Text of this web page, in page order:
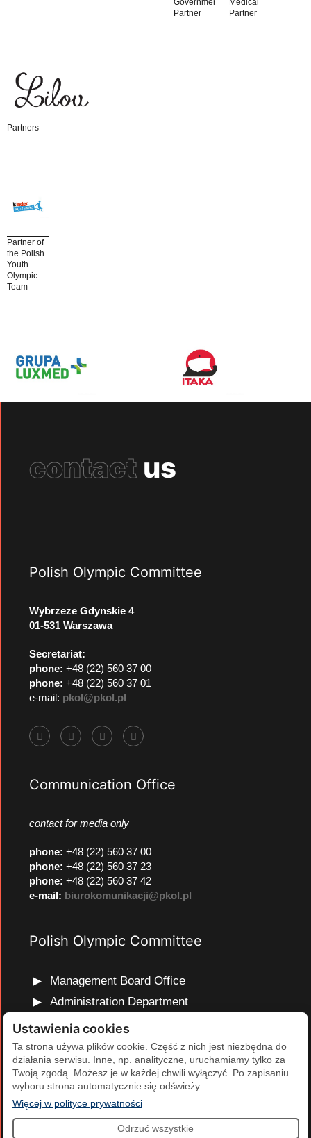
Partner
Partner
Partners
Partner of
the Polish
Youth
Olympic
Team
contact us
Polish Olympic Committee
Wybrzeze Gdynskie 4
01-531 Warszawa
Secretariat:
phone: +48 (22) 560 37 00
phone: +48 (22) 560 37 01
e-mail: pkol@pkol.pl
Communication Office
contact for media only
phone: +48 (22) 560 37 00
phone: +48 (22) 560 37 23
phone: +48 (22) 560 37 42
e-mail: biurokomunikacji@pkol.pl
Polish Olympic Committee
Management Board Office
Administration Department
Marketing and Communications Department
Olympic Education Department
Finance and Human Resources Department
Development Projects Department
Ustawienia cookies
Ta strona używa plików cookie. Część z nich jest niezbędna do
działania serwisu. Inne, np. analityczne, uruchamiamy tylko za
Twoją zgodą. Możesz je w każdej chwili wyłączyć. Po zapisaniu
wyboru strona automatycznie się odświeży.
Więcej w polityce prywatności(otwiera się w nowej karcie)
Odrzuć wszystkie